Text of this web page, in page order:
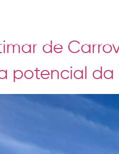
de
potencial da